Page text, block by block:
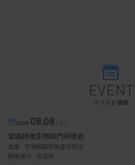
EVENT
イベント情報
2026. 08.08（土）
宮臨技微生物部門研修会
主催 : 宮城県臨床検査技師会
開催場所 : 宮城県